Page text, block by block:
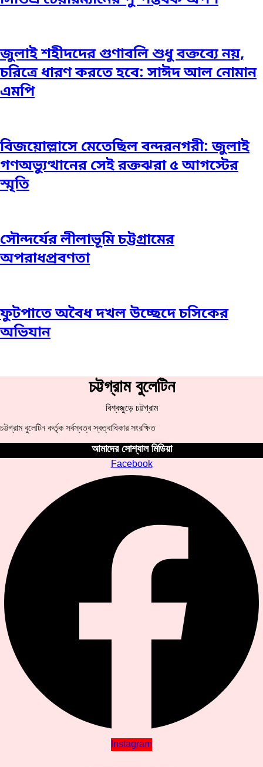
জুলাই শহীদদের গুণাবলি শুধু বক্তব্যে নয়,
চরিত্রে ধারণ করতে হবে: সাঈদ আল নোমান
এমপি
বিজয়োল্লাসে মেতেছিল বন্দরনগরী: জুলাই
গণঅভ্যুত্থানের সেই রক্তঝরা ৫ আগস্টের
স্মৃতি
সৌন্দর্যের লীলাভূমি চট্টগ্রামের
অপরাধপ্রবণতা
ফুটপাতে অবৈধ দখল উচ্ছেদে চসিকের
অভিযান
চট্টগ্রাম বুলেটিন
বিশ্বজুড়ে চট্টগ্রাম
চট্টগ্রাম বুলেটিন কর্তৃক সর্বস্বত্ব স্বত্বাধিকার সংরক্ষিত
আমাদের সোশ্যাল মিডিয়া
Facebook
Instagram